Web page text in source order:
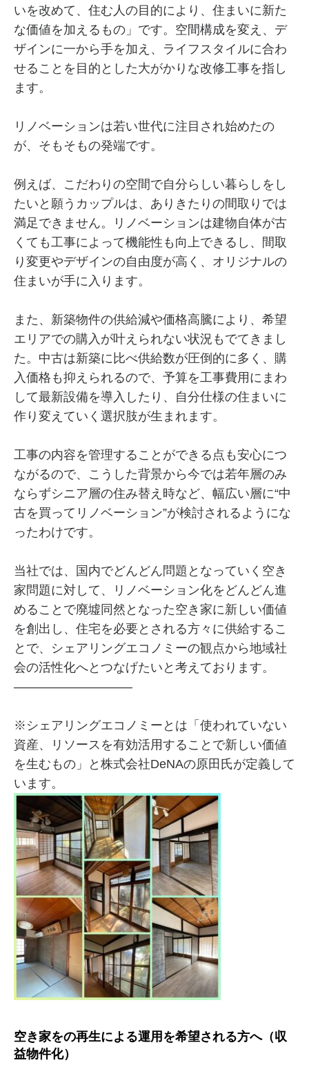
いを改めて、住む人の目的により、住まいに新た
な価値を加えるもの」です。空間構成を変え、デ
ザインに一から手を加え、ライフスタイルに合わ
せることを目的とした大がかりな改修工事を指し
ます。
リノベーションは若い世代に注目され始めたの
が、そもそもの発端です。
例えば、こだわりの空間で自分らしい暮らしをし
たいと願うカップルは、ありきたりの間取りでは
満足できません。リノベーションは建物自体が古
くても工事によって機能性も向上できるし、間取
り変更やデザインの自由度が高く、オリジナルの
住まいが手に入ります。
また、新築物件の供給減や価格高騰により、希望
エリアでの購入が叶えられない状況もでてきまし
た。中古は新築に比べ供給数が圧倒的に多く、購
入価格も抑えられるので、予算を工事費用にまわ
して最新設備を導入したり、自分仕様の住まいに
作り変えていく選択肢が生まれます。
工事の内容を管理することができる点も安心につ
ながるので、こうした背景から今では若年層のみ
ならずシニア層の住み替え時など、幅広い層に“中
古を買ってリノベーション”が検討されるようにな
ったわけです。
当社では、国内でどんどん問題となっていく空き
家問題に対して、リノベーション化をどんどん進
めることで廃墟同然となった空き家に新しい価値
を創出し、住宅を必要とされる方々に供給するこ
とで、シェアリングエコノミーの観点から地域社
会の活性化へとつなげたいと考えております。
—————————–
※シェアリングエコノミーとは 「使われていない
資産、リソースを有効活用することで新しい価値
を生むもの」
と株式会社DeNAの原田氏が定義して
います。
空き家をの再生による運用を希望される方へ（収
益物件化）